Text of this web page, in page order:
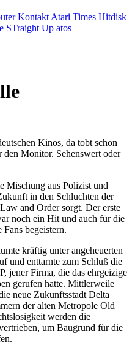
Kontakt Atari Times Hitdisk
STraight Up atos
Kinos, da tobt schon
Monitor. Sehenswert oder
Mischung aus Polizist und
in den Schluchten der
and Order sorgt. Der erste
noch ein Hit und auch für die
begeistern.
kräftig unter angeheuerten
und enttarnte zum Schluß die
jener Firma, die das ehrgeizige
gerufen hatte. Mittlerweile
neue Zukunftsstadt Delta
der alten Metropole Old
werden die
um Baugrund für die